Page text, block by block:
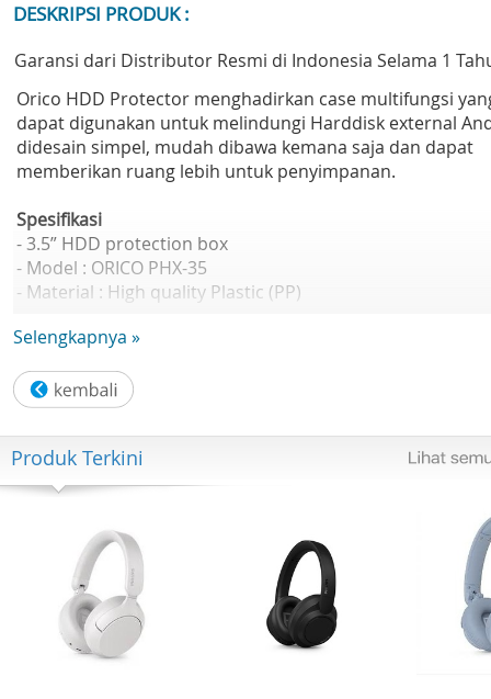
DESKRIPSI PRODUK :
Garansi dari Distributor Resmi di Indonesia Selama 1
Orico HDD Protector menghadirkan case multifungsi
dapat digunakan untuk melindungi Harddisk external
didesain simpel, mudah dibawa kemana saja dan dapat
memberikan ruang lebih untuk penyimpanan.
Spesifikasi
- 3.5” HDD protection box
- Model : ORICO PHX-35
- Material : High quality Plastic (PP)
- Applicable HDD : 3.5”SATA/PATA HDD
- Safety approval : CE & FCC approval
Selengkapnya »
Produk Terkini